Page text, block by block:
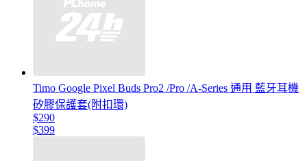
Timo Google Pixel Buds Pro2 /Pro /A-Series 通用 藍牙耳機
矽膠保護套(附扣環)
$290
$399